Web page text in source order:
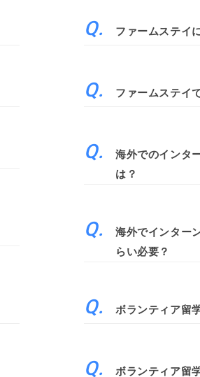
ファームステイ
ファームステイ
海外でのインタ
は？
海外でインター
らい必要？
ボランティア留
ボランティア留